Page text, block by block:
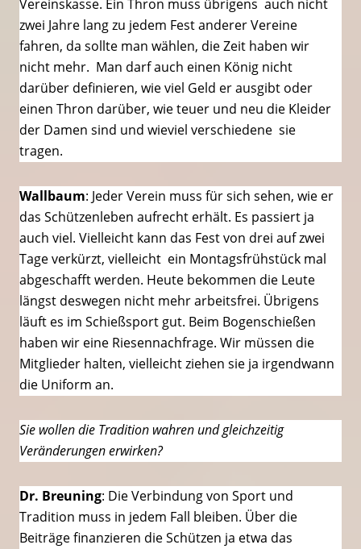
Vereinskasse. Ein Thron muss übrigens auch nicht
zwei Jahre lang zu jedem Fest anderer Vereine
fahren, da sollte man wählen, die Zeit haben wir
nicht mehr. Man darf auch einen König nicht
darüber definieren, wie viel Geld er ausgibt oder
einen Thron darüber, wie teuer und neu die Kleider
der Damen sind und wieviel verschiedene sie
tragen.
Wallbaum: Jeder Verein muss für sich sehen, wie er
das Schützenleben aufrecht erhält. Es passiert ja
auch viel. Vielleicht kann das Fest von drei auf zwei
Tage verkürzt, vielleicht ein Montagsfrühstück mal
abgeschafft werden. Heute bekommen die Leute
längst deswegen nicht mehr arbeitsfrei. Übrigens
läuft es im Schießsport gut. Beim Bogenschießen
haben wir eine Riesennachfrage. Wir müssen die
Mitglieder halten, vielleicht ziehen sie ja irgendwann
die Uniform an.
Sie wollen die Tradition wahren und gleichzeitig
Veränderungen erwirken?
Dr. Breuning: Die Verbindung von Sport und
Tradition muss in jedem Fall bleiben. Über die
Beiträge finanzieren die Schützen ja etwa das